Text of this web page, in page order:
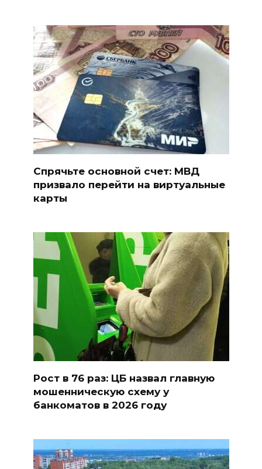
Спрячьте основной счет: МВД
призвало перейти на виртуальные
карты
Рост в 76 раз: ЦБ назвал главную
мошенническую схему у
банкоматов в 2026 году